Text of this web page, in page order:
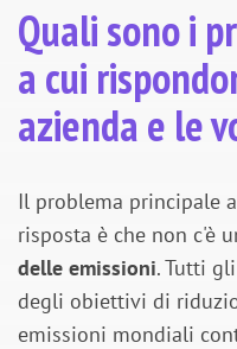
Quali sono i
a cui
azienda e le
Il problema principale
risposta è che non c'è
delle emissioni. Tutti
degli obiettivi di
emissioni mondiali